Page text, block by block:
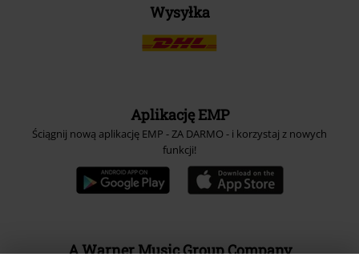
Wysyłka
Aplikację EMP
Ściągnij nową aplikację EMP - ZA DARMO - i korzystaj z nowych
funkcji!
A Warner Music Group Company